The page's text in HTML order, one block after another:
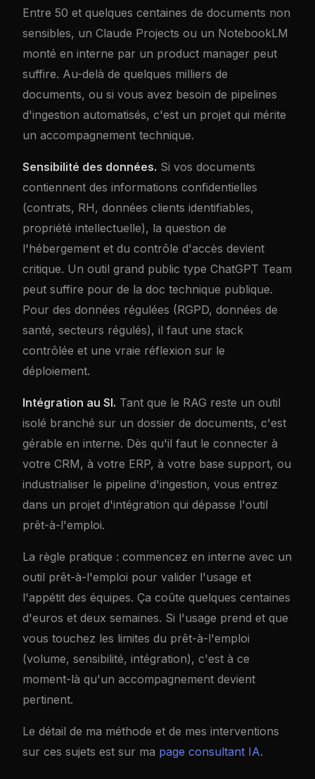
Entre 50 et quelques centaines de documents non
sensibles, un Claude Projects ou un NotebookLM
monté en interne par un product manager peut
suffire. Au-delà de quelques milliers de
documents, ou si vous avez besoin de pipelines
d'ingestion automatisés, c'est un projet qui mérite
un accompagnement technique.
Sensibilité des données. Si vos documents
contiennent des informations confidentielles
(contrats, RH, données clients identifiables,
propriété intellectuelle), la question de
l'hébergement et du contrôle d'accès devient
critique. Un outil grand public type ChatGPT Team
peut suffire pour de la doc technique publique.
Pour des données régulées (RGPD, données de
santé, secteurs régulés), il faut une stack
contrôlée et une vraie réflexion sur le
déploiement.
Intégration au SI. Tant que le RAG reste un outil
isolé branché sur un dossier de documents, c'est
gérable en interne. Dès qu'il faut le connecter à
votre CRM, à votre ERP, à votre base support, ou
industrialiser le pipeline d'ingestion, vous entrez
dans un projet d'intégration qui dépasse l'outil
prêt-à-l'emploi.
La règle pratique : commencez en interne avec un
outil prêt-à-l'emploi pour valider l'usage et
l'appétit des équipes. Ça coûte quelques centaines
d'euros et deux semaines. Si l'usage prend et que
vous touchez les limites du prêt-à-l'emploi
(volume, sensibilité, intégration), c'est à ce
moment-là qu'un accompagnement devient
pertinent.
Le détail de ma méthode et de mes interventions
sur ces sujets est sur ma page consultant IA.